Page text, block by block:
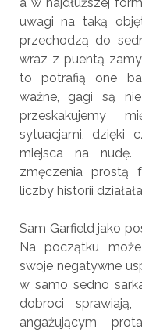
uwagi na taką
przechodzą do
wraz z puentą
to potrafią one
ważne, gagi są
przeskakujemy
sytuacjami, dzięki
miejsca na nudę.
zmęczenia prostą
liczby historii
Sam Garfield jako
Na początku
swoje negatywne
w samo sedno
dobroci
angażującym